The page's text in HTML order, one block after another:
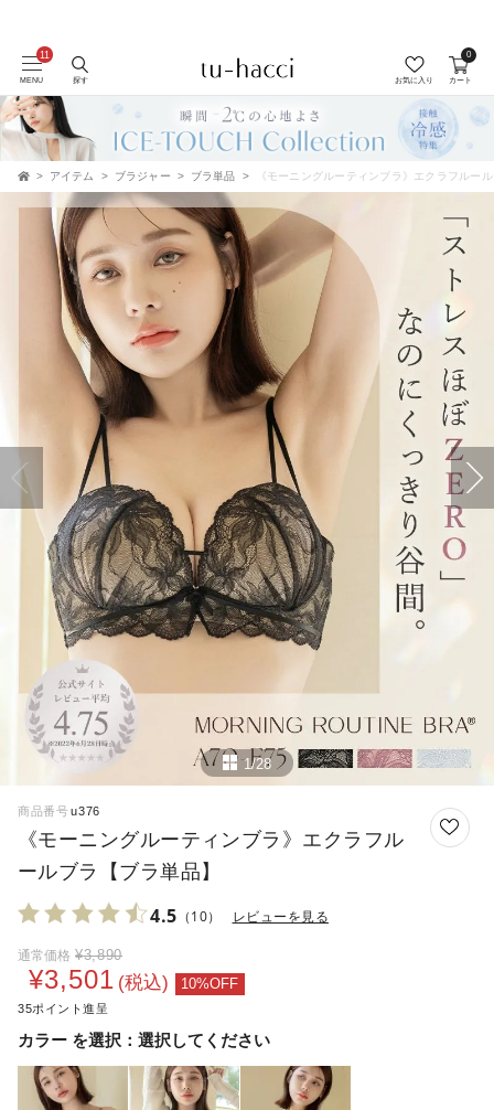
MENU 探す お気に入り カート
0
アイテム ブラジャー ブラ単品 《モーニングルーティンブラ》エクラフルー
1/28
商品番号 u376
《モーニングルーティンブラ》エクラフル
ールブラ【ブラ単品】
4.5 （10） レビューを見る
通常価格 ¥3,890
¥3,501 税込
35
カラー 選択してください